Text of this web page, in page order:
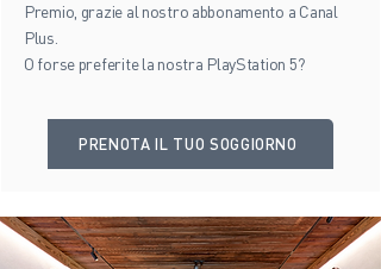
Premio, grazie al nostro abbonamento a Canal
Plus.
O forse preferite la nostra PlayStation 5?
PRENOTA IL TUO SOGGIORNO